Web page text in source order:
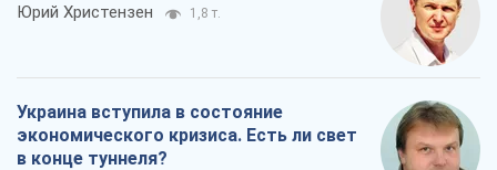
Юрий Христензен 1,8 т.
Украина вступила в состояние
экономического кризиса. Есть ли свет
в конце туннеля?